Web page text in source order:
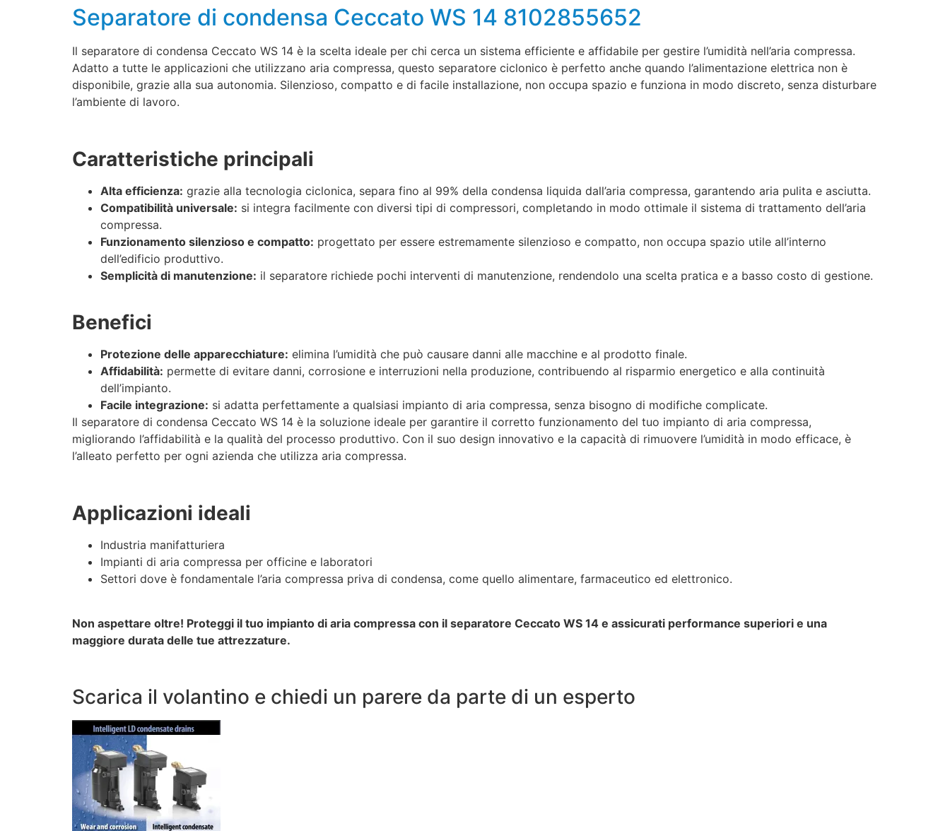
Separatore di condensa Ceccato WS 14 8102855652
Il separatore di condensa Ceccato WS 14 è la scelta ideale per chi cerca un sistema efficiente e affidabile per gestire l’umidità nell’aria compressa.
Adatto a tutte le applicazioni che utilizzano aria compressa, questo separatore ciclonico è perfetto anche quando l’alimentazione elettrica non è
disponibile, grazie alla sua autonomia. Silenzioso, compatto e di facile installazione, non occupa spazio e funziona in modo discreto, senza disturbare
l’ambiente di lavoro.
Caratteristiche principali
Alta efficienza: grazie alla tecnologia ciclonica, separa fino al 99% della condensa liquida dall’aria compressa, garantendo aria pulita e asciutta.
Compatibilità universale: si integra facilmente con diversi tipi di compressori, completando in modo ottimale il sistema di trattamento dell’aria
compressa.
Funzionamento silenzioso e compatto: progettato per essere estremamente silenzioso e compatto, non occupa spazio utile all’interno
dell’edificio produttivo.
Semplicità di manutenzione: il separatore richiede pochi interventi di manutenzione, rendendolo una scelta pratica e a basso costo di gestione.
Benefici
Protezione delle apparecchiature: elimina l’umidità che può causare danni alle macchine e al prodotto finale.
Affidabilità: permette di evitare danni, corrosione e interruzioni nella produzione, contribuendo al risparmio energetico e alla continuità
dell’impianto.
Facile integrazione: si adatta perfettamente a qualsiasi impianto di aria compressa, senza bisogno di modifiche complicate.
Il separatore di condensa Ceccato WS 14 è la soluzione ideale per garantire il corretto funzionamento del tuo impianto di aria compressa,
migliorando l’affidabilità e la qualità del processo produttivo. Con il suo design innovativo e la capacità di rimuovere l’umidità in modo efficace, è
l’alleato perfetto per ogni azienda che utilizza aria compressa.
Applicazioni ideali
Industria manifatturiera
Impianti di aria compressa per officine e laboratori
Settori dove è fondamentale l’aria compressa priva di condensa, come quello alimentare, farmaceutico ed elettronico.
Non aspettare oltre! Proteggi il tuo impianto di aria compressa con il separatore Ceccato WS 14 e assicurati performance superiori e una
maggiore durata delle tue attrezzature.
Scarica il volantino e chiedi un parere da parte di un esperto